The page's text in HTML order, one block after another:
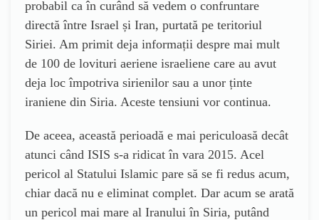
probabil ca în curând să vedem o confruntare
directă între Israel și Iran, purtată pe teritoriul
Siriei. Am primit deja informații despre mai mult
de 100 de lovituri aeriene israeliene care au avut
deja loc împotriva sirienilor sau a unor ținte
iraniene din Siria. Aceste tensiuni vor continua.
De aceea, această perioadă e mai periculoasă decât
atunci când ISIS s-a ridicat în vara 2015. Acel
pericol al Statului Islamic pare să se fi redus acum,
chiar dacă nu e eliminat complet. Dar acum se arată
un pericol mai mare al Iranului în Siria, putând